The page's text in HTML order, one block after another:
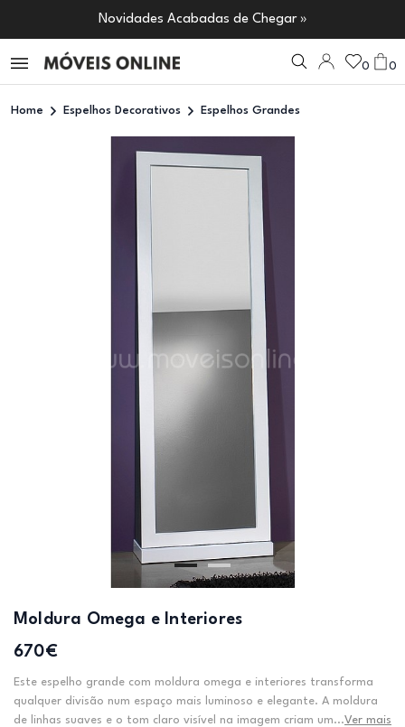
Novidades Acabadas de Chegar »
0 0
Home Espelhos Decorativos Espelhos Grandes
Moldura Omega e Interiores
670€
Este espelho grande com moldura omega e interiores transforma
qualquer divisão num espaço mais luminoso e elegante. A moldura
de linhas suaves e o tom claro visível na imagem criam um...Ver mais